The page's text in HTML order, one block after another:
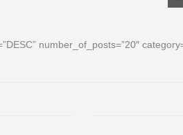
number_of_posts=”20″